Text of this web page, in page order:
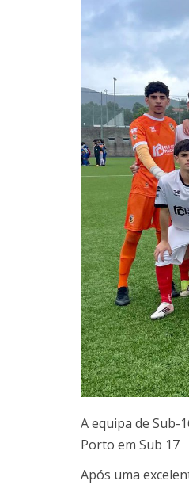
A equipa de Sub-
Porto em Sub 17
Após uma